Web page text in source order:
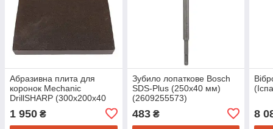
Абразивна плита для
коронок Mechanic
DrillSHARP (300х200х40
1 950 ₴
Зубило лопаткове Bosch
SDS-Plus (250х40 мм)
(2609255573)
483₴ 8